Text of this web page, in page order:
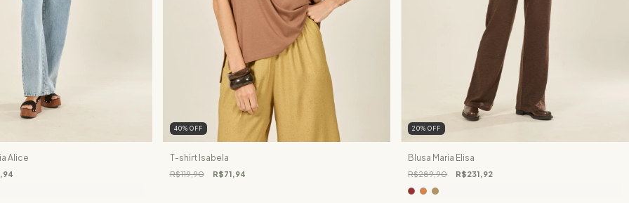
Alice
40% OFF
T-shirt Isabela
R$119,90 R$71,94
20%OFF
Blusa Maria Elisa
R$289,90 R$231,92